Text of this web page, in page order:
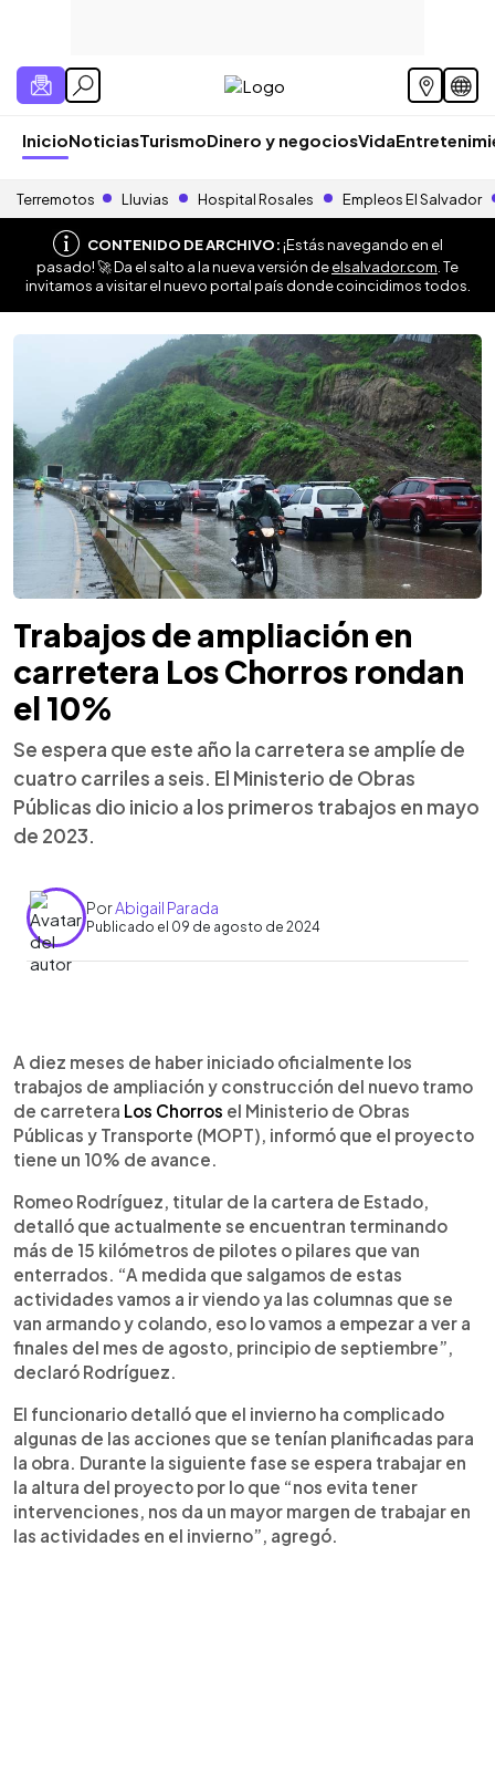
InicioNoticiasTurismoDinero y negociosVida
Terremotos Lluvias Hospital Rosales Empleos El Salvador
CONTENIDO DE ARCHIVO:¡Estás navegando en el
pasado! 🚀 Da el salto a la nueva versión deelsalvador.com . Te
invitamos a visitar el nuevo portal país donde coincidimos todos.
Trabajos de ampliación en
carretera Los Chorros rondan
el 10%
Se espera que este año la carretera se amplíe de
cuatro carriles a seis. El Ministerio de Obras
Públicas dio inicio a los primeros trabajos en mayo
de 2023.
PorAbigail Parada
Publicado el 09 de agosto de 2024
Escuchar artículo
A diez meses de haber iniciado oficialmente los
trabajos de ampliación y construcción del nuevo tramo
de carretera Los Chorros el Ministerio de Obras
Públicas y Transporte (MOPT), informó que el proyecto
tiene un 10% de avance.
Romeo Rodríguez, titular de la cartera de Estado,
detalló que actualmente se encuentran terminando
más de 15 kilómetros de pilotes o pilares que van
enterrados. “A medida que salgamos de estas
actividades vamos a ir viendo ya las columnas que se
van armando y colando, eso lo vamos a empezar a ver a
finales del mes de agosto, principio de septiembre”,
declaró Rodríguez.
El funcionario detalló que el invierno ha complicado
algunas de las acciones que se tenían planificadas para
la obra. Durante la siguiente fase se espera trabajar en
la altura del proyecto por lo que “nos evita tener
intervenciones, nos da un mayor margen de trabajar en
las actividades en el invierno”, agregó.